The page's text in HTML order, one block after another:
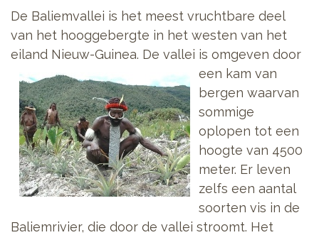
De Baliemvallei is het meest vruchtbare deel
van het hooggebergte in het westen van het
eiland Nieuw-Guinea. De vallei is omgeven door
een kam van
bergen waarvan
sommige
oplopen tot een
hoogte van 4500
meter. Er leven
zelfs een aantal
soorten vis in de
Baliemrivier, die door de vallei stroomt. Het